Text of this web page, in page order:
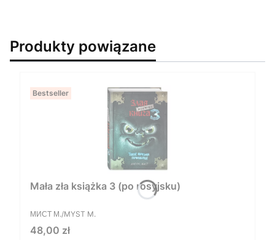
Produkty powiązane
Bestseller
Mała zła książka 3 (po rosyjsku)
PRODUCENT
МИСТ М./MYST M.
Cena
48,00 zł